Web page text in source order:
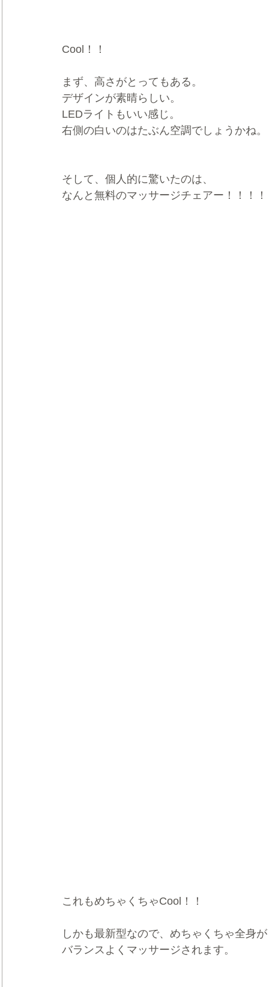
Cool！！
まず、高さがとってもある。
デザインが素晴らしい。
LEDライトもいい感じ。
右側の白いのはたぶん空調でしょうかね。
そして、個人的に驚いたのは、
なんと無料のマッサージチェアー！！！！
これもめちゃくちゃCool！！
しかも最新型なので、めちゃくちゃ全身が
バランスよくマッサージされます。